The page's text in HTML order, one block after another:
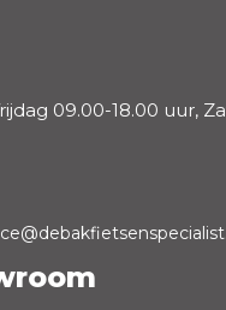
09.00-18.00 uur,